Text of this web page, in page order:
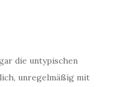
die untypischen
unregelmäßig mit